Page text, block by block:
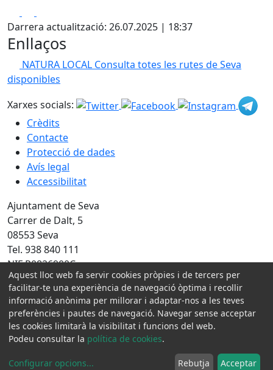
Darrera actualització: 26.07.2025 | 18:37
Enllaços
NATURA LOCAL Consulta totes les rutes de Seva
disponibles
Xarxes socials:
Crèdits
Contacte
Protecció de dades
Avís legal
Accessibilitat
Ajuntament de Seva
Carrer de Dalt, 5
08553 Seva
Tel. 938 840 111
NIF P0826900C
Amb la col·laboració de:
Aquest lloc web fa servir cookies pròpies i de tercers per
facilitar-te una experiència de navegació òptima i recollir
informació anònima per millorar i adaptar-nos a les teves
preferències i pautes de navegació. Navegar sense acceptar
les cookies limitarà la visibilitat i funcions del web.
Podeu consultar la política de cookies.
Configurar opcions... Rebutja Acceptar